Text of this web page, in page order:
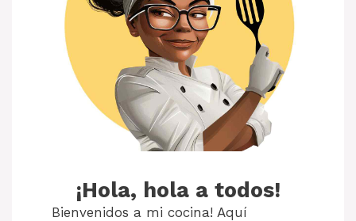
¡Hola, hola a todos!
Bienvenidos a mi cocina! Aquí